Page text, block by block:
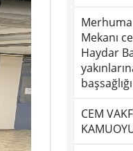
Mekanı
Haydar
CEM